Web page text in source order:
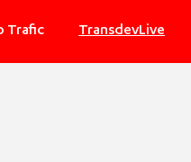
Trafic TransdevLive